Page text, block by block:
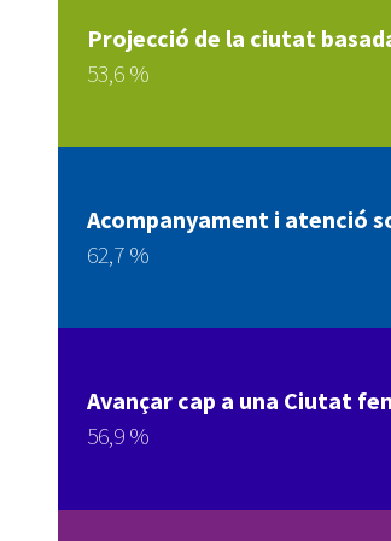
Projecció de la ciutat
53,6 %
Acompanyament i atenció
62,7 %
Avançar cap a una Ciutat
56,9 %